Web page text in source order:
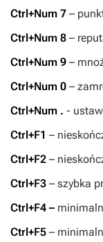
Ctrl+Num 7 –
Ctrl+Num 8 –
Ctrl+Num 9 –
Ctrl+Num 0 –
Ctrl+Num . -
Ctrl+F1 –
Ctrl+F2 –
Ctrl+F3 – szybka
Ctrl+F4 –
Ctrl+F5 –